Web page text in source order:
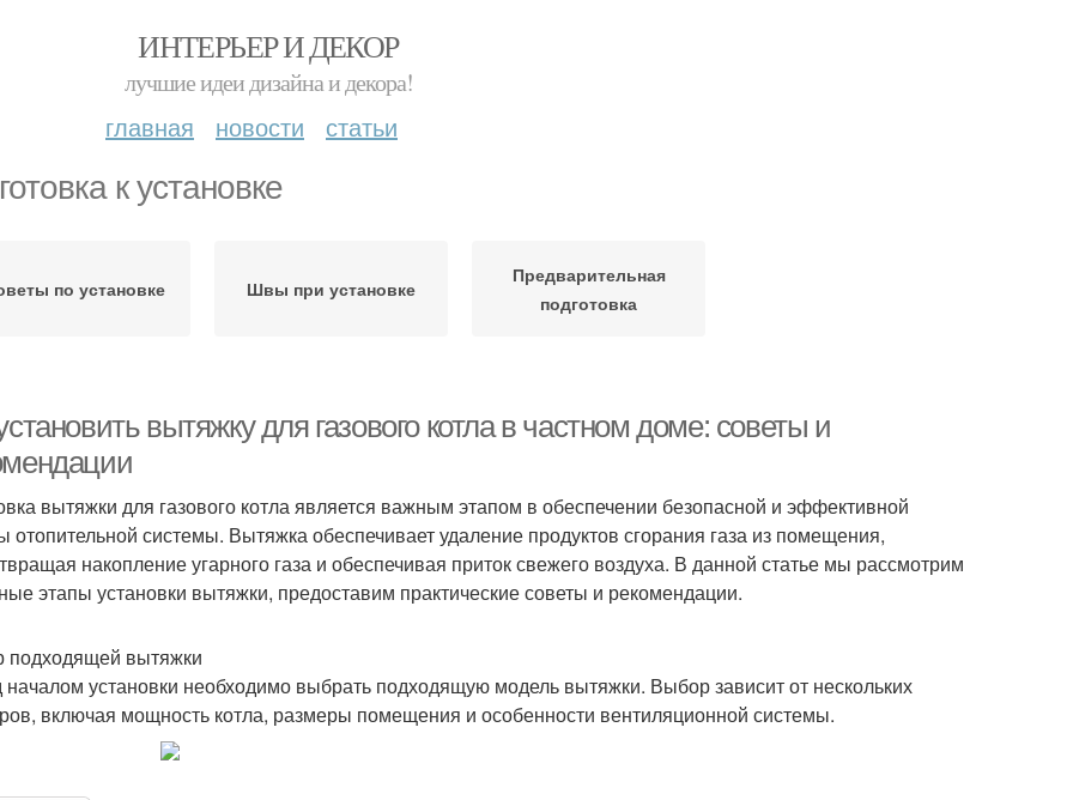
ИНТЕРЬЕР И ДЕКОР
лучшие идеи дизайна и декора!
главная новости статьи
к установке
по установке Швы при установке
Предварительная
подготовка
вытяжку для газового котла в частном доме: советы и
вытяжки для газового котла является важным этапом в обеспечении безопасной и эффективной
отопительной системы. Вытяжка обеспечивает удаление продуктов сгорания газа из помещения,
накопление угарного газа и обеспечивая приток свежего воздуха. В данной статье мы рассмотрим
этапы установки вытяжки, предоставим практические советы и рекомендации.
подходящей вытяжки
установки необходимо выбрать подходящую модель вытяжки. Выбор зависит от нескольких
включая мощность котла, размеры помещения и особенности вентиляционной системы.